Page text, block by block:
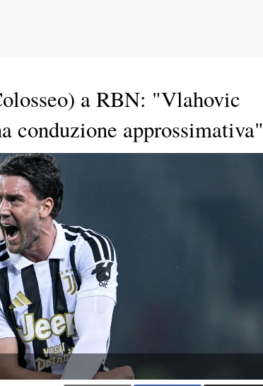
a RBN: "Vlahovic
conduzione approssimativa"